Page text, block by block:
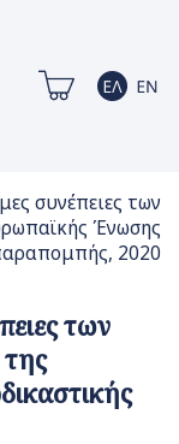
συνέπειες των
Ένωσης
2020
των